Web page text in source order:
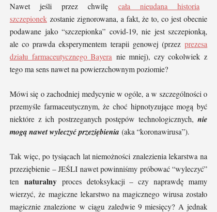
Nawet jeśli przez chwilę cała nieudana historia
szczepionek zostanie zignorowana, a fakt, że to, co jest obecnie
podawane jako “szczepionka” covid-19, nie jest szczepionką,
ale co prawda eksperymentem terapii genowej (przez prezesa
działu farmaceutycznego Bayera nie mniej), czy cokolwiek z
tego ma sens nawet na powierzchownym poziomie?
Mówi się o zachodniej medycynie w ogóle, a w szczególności o
przemyśle farmaceutycznym, że choć hipnotyzujące mogą być
niektóre z ich postrzeganych postępów technologicznych, nie
mogą nawet wyleczyć przeziębienia (aka “koronawirusa”).
Tak więc, po tysiącach lat niemożności znalezienia lekarstwa na
przeziębienie – JEŚLI nawet powinniśmy próbować “wyleczyć”
ten naturalnyproces detoksykacji – czy naprawdę mamy
wierzyć, że magiczne lekarstwo na magicznego wirusa zostało
magicznie znalezione w ciągu zaledwie 9 miesięcy? A jednak